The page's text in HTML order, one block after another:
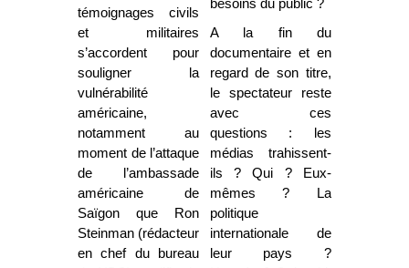
témoignages civils
et militaires
s’accordent pour
souligner la
vulnérabilité
américaine,
notamment au
moment de l’attaque
de l’ambassade
américaine de
Saïgon que Ron
Steinman (rédacteur
en chef du bureau
besoins du public ?
A la fin du
documentaire et en
regard de son titre,
le spectateur reste
avec ces
questions : les
médias trahissent-
ils ? Qui ? Eux-
mêmes ? La
politique
internationale de
leur pays ?